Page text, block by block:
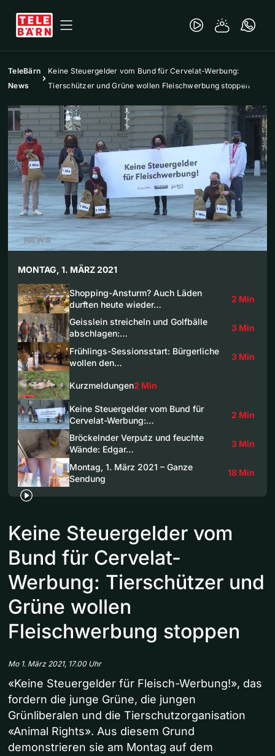
TeleBärn
News
Keine Steuergelder vom Bund für Cervelat-Werbung:
Tierschützer und Grüne wollen Fleischwerbung stoppen
MONTAG, 1. MÄRZ 2021
Shopping-Ansturm? Auch Läden
durften heute wieder…
2 Min
Geisslein streicheln und Golfbälle
abschlagen:…
3 Min
Frühlings-Sessionsstart: Bürgerliche
wollen den…
3 Min
Kurzmeldungen2 Min
Keine Steuergelder vom Bund für
Cervelat-Werbung:…
2 Min
Bröckelnder Verputz und feuchte
Wände: Edgar…
3 Min
Montag, 1. März 2021 – Ganze
Sendung
18 Min
Keine Steuergelder vom
Bund für Cervelat-
Werbung: Tierschützer und
Grüne wollen
Fleischwerbung stoppen
Mo 1. März 2021, 17.00 Uhr
«Keine Steuergelder für Fleisch-Werbung!», das
fordern die junge Grüne, die jungen
Grünliberalen und die Tierschutzorganisation
«Animal Rights». Aus diesem Grund
demonstrieren sie am Montag auf dem